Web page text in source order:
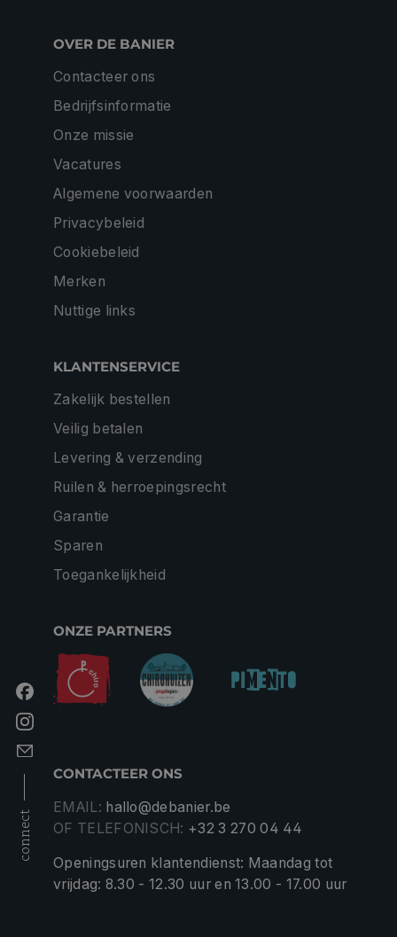
connect
OVER DE BANIER
Contacteer ons
Bedrijfsinformatie
Onze missie
Vacatures
Algemene voorwaarden
Privacybeleid
Cookiebeleid
Merken
Nuttige links
KLANTENSERVICE
Zakelijk bestellen
Veilig betalen
Levering & verzending
Ruilen & herroepingsrecht
Garantie
Sparen
Toegankelijkheid
ONZE PARTNERS
CONTACTEER ONS
EMAIL: hallo@debanier.be
OF TELEFONISCH: +32 3 270 04 44
Openingsuren klantendienst: Maandag tot
vrijdag: 8.30 - 12.30 uur en 13.00 - 17.00 uur